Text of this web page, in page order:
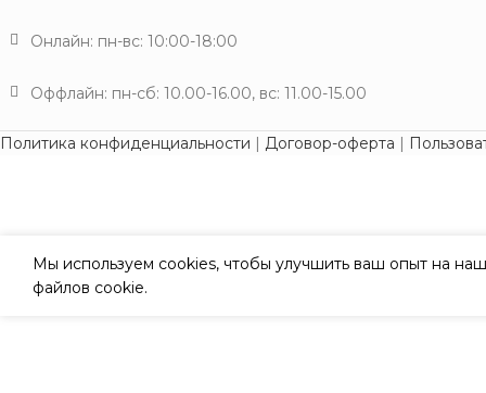
Онлайн: пн-вс: 10:00-18:00
Оффлайн: пн-сб: 10.00-16.00, вс: 11.00-15.00
Политика конфиденциальности | Договор-оферта |
Мы используем cookies, чтобы улучшить ваш опыт на
файлов cookie.